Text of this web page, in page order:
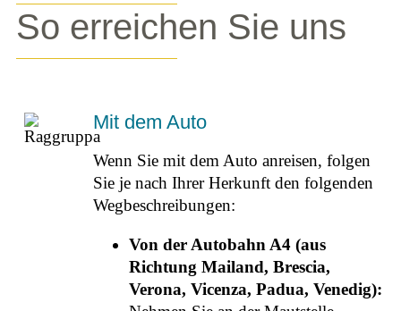
So erreichen Sie uns
Mit dem Auto
Wenn Sie mit dem Auto anreisen, folgen
Sie je nach Ihrer Herkunft den folgenden
Wegbeschreibungen:
Von der Autobahn A4 (aus
Richtung Mailand, Brescia,
Verona, Vicenza, Padua, Venedig):